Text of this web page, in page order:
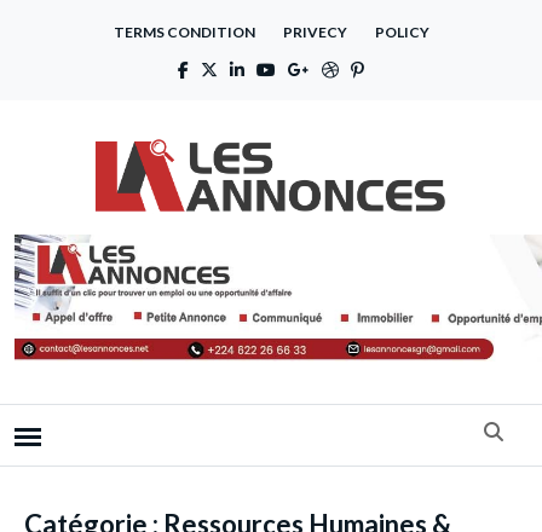
TERMS CONDITION PRIVECY POLICY
Catégorie : Ressources Humaines &